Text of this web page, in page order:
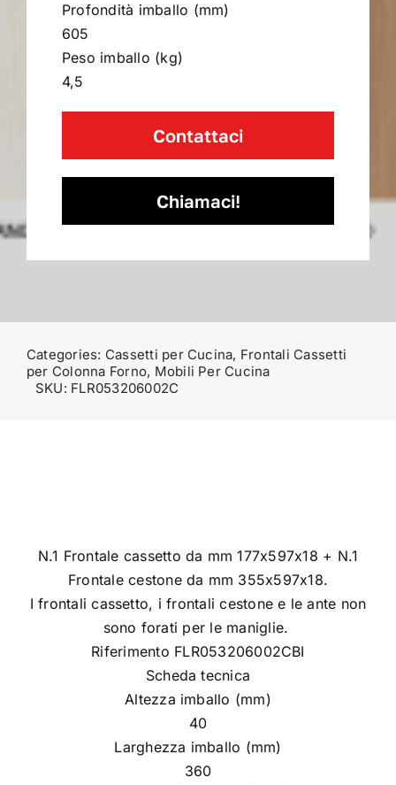
Profondità imballo (mm)
605
Peso imballo (kg)
4,5
Contattaci
Chiamaci!
Categories: Cassetti per Cucina, Frontali Cassetti
per Colonna Forno, Mobili Per Cucina
SKU: FLR053206002C
N.1 Frontale cassetto da mm 177x597x18 + N.1
Frontale cestone da mm 355x597x18.
I frontali cassetto, i frontali cestone e le ante non
sono forati per le maniglie.
Riferimento FLR053206002CBI
Scheda tecnica
Altezza imballo (mm)
40
Larghezza imballo (mm)
360